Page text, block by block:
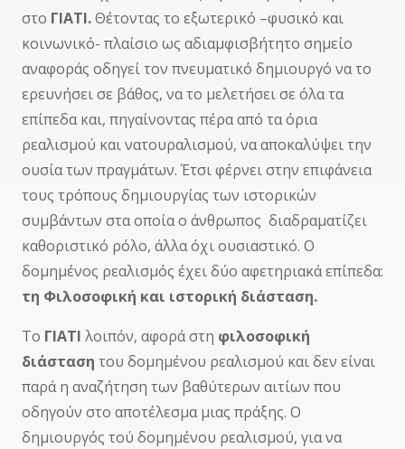
στο ΓΙΑΤΙ.Θέτοντας το εξωτερικό –φυσικό και
κοινωνικό- πλαίσιο ως αδιαμφισβήτητο σημείο
αναφοράς οδηγεί τον πνευματικό δημιουργό να το
ερευνήσει σε βάθος, να το μελετήσει σε όλα τα
επίπεδα και, πηγαίνοντας πέρα από τα όρια
ρεαλισμού και νατουραλισμού, να αποκαλύψει την
ουσία των πραγμάτων. Έτσι φέρνει στην επιφάνεια
τους τρόπους δημιουργίας των ιστορικών
συμβάντων στα οποία ο άνθρωπος διαδραματίζει
καθοριστικό ρόλο, άλλα όχι ουσιαστικό. Ο
δομημένος ρεαλισμός έχει δύο αφετηριακά επίπεδα:
τη Φιλοσοφική και ιστορική διάσταση.
Το ΓΙΑΤΙ λοιπόν, αφορά στη φιλοσοφική
διάσταση του δομημένου ρεαλισμού και δεν είναι
παρά η αναζήτηση των βαθύτερων αιτίων που
οδηγούν στο αποτέλεσμα μιας πράξης. Ο
δημιουργός τού δομημένου ρεαλισμού, για να